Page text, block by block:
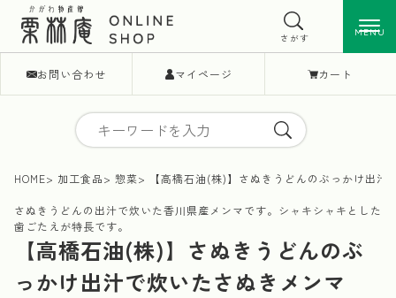
お問い合わせ マイページ カート
MENU
さがす MENU
HOME 加工食品 惣菜 【高橋石油(株)】さぬきうどんのぶっかけ出汁
さぬきうどんの出汁で炊いた香川県産メンマです。シャキシャキとした
歯ごたえが特長です。
【高橋石油(株)】さぬきうどんのぶ
っかけ出汁で炊いたさぬきメンマ